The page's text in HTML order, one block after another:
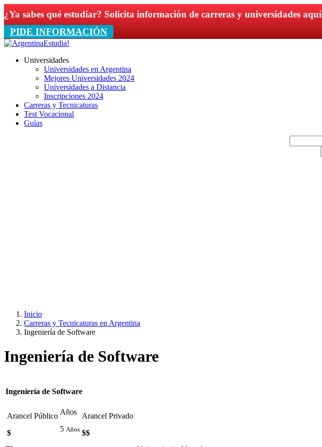
¿Ya sabes qué estudiar? Solicita información de carreras y universidades aquí
PIDE INFORMACIÓN
Universidades
Universidades en Argentina
Mejores Universidades 2024
Universidades a Distancia
Inscripciones 2024
Carreras y Tecnicaturas
Test Vocacional
Guías
Inicio
Carreras y Tecnicaturas en Argentina
Ingeniería de Software
Ingeniería de Software
Ingeniería de Software
Arancel Público
$
Años
5 Años
Arancel Privado
$$